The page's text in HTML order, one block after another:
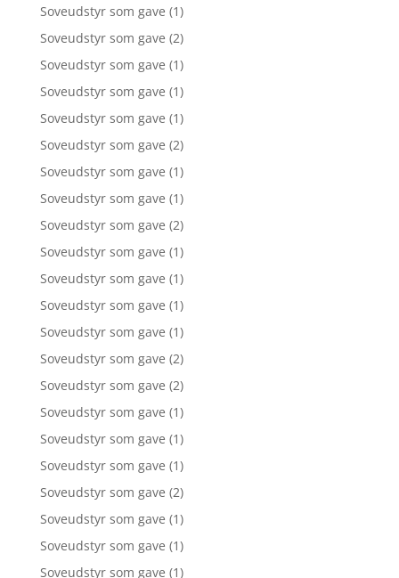
Soveudstyr som gave (1)
Soveudstyr som gave (2)
Soveudstyr som gave (1)
Soveudstyr som gave (1)
Soveudstyr som gave (1)
Soveudstyr som gave (2)
Soveudstyr som gave (1)
Soveudstyr som gave (1)
Soveudstyr som gave (2)
Soveudstyr som gave (1)
Soveudstyr som gave (1)
Soveudstyr som gave (1)
Soveudstyr som gave (1)
Soveudstyr som gave (2)
Soveudstyr som gave (2)
Soveudstyr som gave (1)
Soveudstyr som gave (1)
Soveudstyr som gave (1)
Soveudstyr som gave (2)
Soveudstyr som gave (1)
Soveudstyr som gave (1)
Soveudstyr som gave (1)